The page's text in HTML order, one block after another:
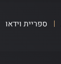
ספריית וידאו